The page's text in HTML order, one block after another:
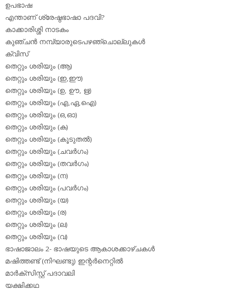
ഉപഭാഷ
എന്താണ് ശ്രേഷ്ഠഭാഷാ പദവി?
കാക്കാരിശ്ശി നാടകം
കുഞ്ചന്‍ നമ്പ്യാരുടെപഴഞ്ചൊല്ലുകള്‍
ക്വിസ്
തെറ്റും ശരിയും (ആ)
തെറ്റും ശരിയും (ഇ,ഈ)
തെറ്റും ശരിയും (ഉ, ഊ, ഋ)
തെറ്റും ശരിയും (എ,ഏ,ഐ)
തെറ്റും ശരിയും (ഒ,ഓ)
തെറ്റും ശരിയും (ക)
തെറ്റും ശരിയും (കൂടുതല്‍)
തെറ്റും ശരിയും (ചവര്‍ഗം)
തെറ്റും ശരിയും (തവര്‍ഗം)
തെറ്റും ശരിയും (ന)
തെറ്റും ശരിയും (പവര്‍ഗം)
തെറ്റും ശരിയും (യ)
തെറ്റും ശരിയും (ര)
തെറ്റും ശരിയും (ല)
തെറ്റും ശരിയും (വ)
ഭാഷാജാലം 2- ഭാഷയുടെ ആകാശക്കാഴ്ചകള്‍
മഷിത്തണ്ട് (നിഘണ്ടു) ഇന്റര്‍നെറ്റില്‍
മാര്‍ക്‌സിസ്റ്റ് പദാവലി
യക്ഷിക്കഥ